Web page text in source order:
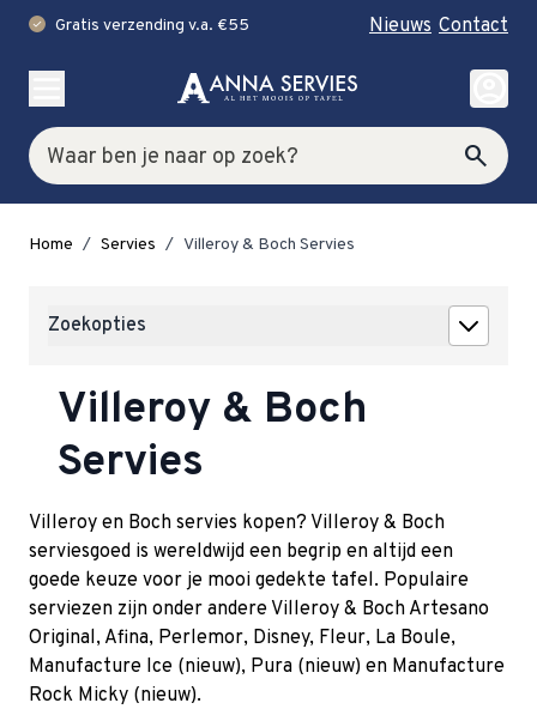
check Gratis verzending v.a. €55 Nieuws Contact
Zoek search
account_circle
Home / Servies / Villeroy & Boch Servies
Zoekopties
Villeroy & Boch
Servies
Villeroy en Boch servies kopen? Villeroy & Boch
serviesgoed is wereldwijd een begrip en altijd een
goede keuze voor je mooi gedekte tafel. Populaire
serviezen zijn onder andere Villeroy & Boch Artesano
Original, Afina, Perlemor, Disney, Fleur, La Boule,
Manufacture Ice (nieuw), Pura (nieuw) en Manufacture
Rock Micky (nieuw).